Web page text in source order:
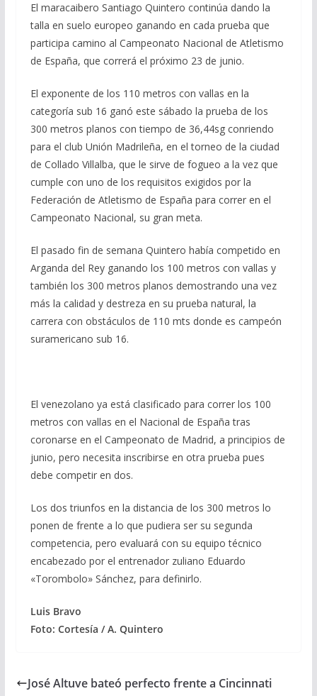
El maracaibero Santiago Quintero continúa dando la
talla en suelo europeo ganando en cada prueba que
participa camino al Campeonato Nacional de Atletismo
de España, que correrá el próximo 23 de junio.
El exponente de los 110 metros con vallas en la
categoría sub 16 ganó este sábado la prueba de los
300 metros planos con tiempo de 36,44sg conriendo
para el club Unión Madrileña, en el torneo de la ciudad
de Collado Villalba, que le sirve de fogueo a la vez que
cumple con uno de los requisitos exigidos por la
Federación de Atletismo de España para correr en el
Campeonato Nacional, su gran meta.
El pasado fin de semana Quintero había competido en
Arganda del Rey ganando los 100 metros con vallas y
también los 300 metros planos demostrando una vez
más la calidad y destreza en su prueba natural, la
carrera con obstáculos de 110 mts donde es campeón
suramericano sub 16.
El venezolano ya está clasificado para correr los 100
metros con vallas en el Nacional de España tras
coronarse en el Campeonato de Madrid, a principios de
junio, pero necesita inscribirse en otra prueba pues
debe competir en dos.
Los dos triunfos en la distancia de los 300 metros lo
ponen de frente a lo que pudiera ser su segunda
competencia, pero evaluará con su equipo técnico
encabezado por el entrenador zuliano Eduardo
«Torombolo» Sánchez, para definirlo.
Luis Bravo
Foto: Cortesía / A. Quintero
José Altuve bateó perfecto frente a Cincinnati